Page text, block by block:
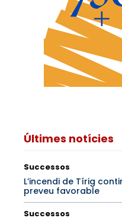
Últimes notícies
Successos
L’incendi de Tírig
preveu favorable
Successos